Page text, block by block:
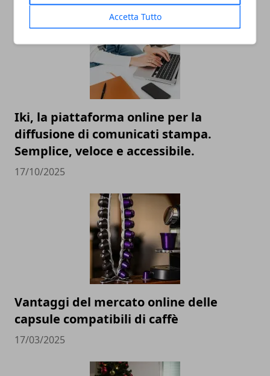
Accetta Tutto
Iki, la piattaforma online per la
diffusione di comunicati stampa.
Semplice, veloce e accessibile.
17/10/2025
Vantaggi del mercato online delle
capsule compatibili di caffè
17/03/2025